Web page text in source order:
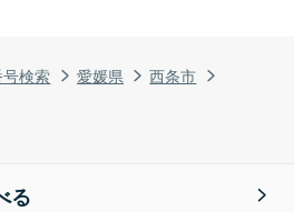
検索 愛媛県
西条市
る